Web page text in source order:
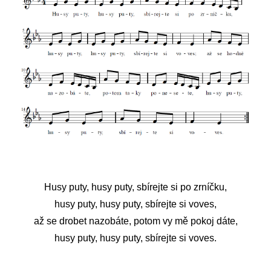
Husy puty, husy puty, sbírejte si po zrníčku,
husy puty, husy puty, sbírejte si voves,
až se drobet nazobáte, potom vy mě pokoj dáte,
husy puty, husy puty, sbírejte si voves.